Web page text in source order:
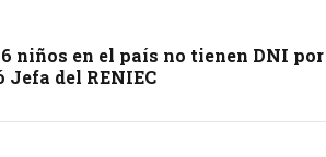
niños en el país no tienen DNI
Jefa del RENIEC